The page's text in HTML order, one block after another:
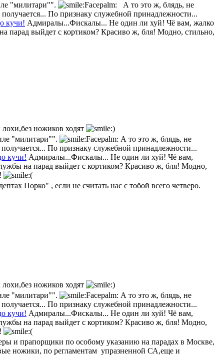
"милитари"".
А то это ж, блядь, не
По признаку служебной принадлежности...
кучи! Адмиралы...Фискалы... Не один ли хуй! Чё вам, жалко
парад выйдет с кортиком? Красиво ж, бля! Модно, стильно,
ножиков ходят
"милитари"".
А то это ж, блядь, не
По признаку служебной принадлежности...
кучи! Адмиралы...Фискалы... Не один ли хуй! Чё вам,
на парад выйдет с кортиком? Красиво ж, бля! Модно,
Порко" , если не считать нас с тобой всего четверо.
ножиков ходят
"милитари"".
А то это ж, блядь, не
По признаку служебной принадлежности...
кучи! Адмиралы...Фискалы... Не один ли хуй! Чё вам,
на парад выйдет с кортиком? Красиво ж, бля! Модно,
и прапорщики по особому указанию на парадах в Москве,
ножики, по регламентам упразненной СА,еще и